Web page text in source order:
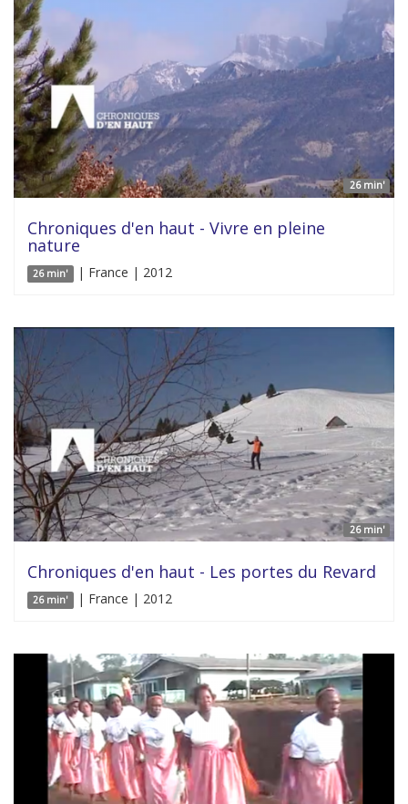
26 min'
Chroniques d'en haut - Vivre en pleine
nature
26 min' | France | 2012
26 min'
Chroniques d'en haut - Les portes du Revard
26 min' | France | 2012